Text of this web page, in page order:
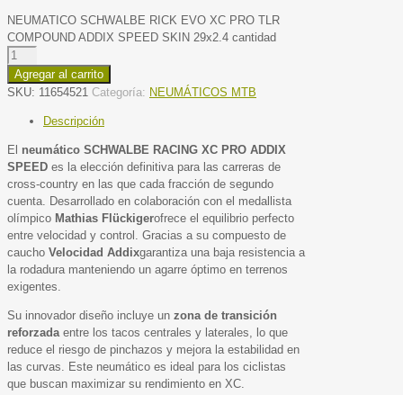
NEUMATICO SCHWALBE RICK EVO XC PRO TLR
COMPOUND ADDIX SPEED SKIN 29x2.4 cantidad
Agregar al carrito
SKU: 11654521 Categoría: NEUMÁTICOS MTB
Descripción
El neumático SCHWALBE RACING XC PRO ADDIX
SPEED es la elección definitiva para las carreras de
cross-country en las que cada fracción de segundo
cuenta. Desarrollado en colaboración con el medallista
olímpico Mathias Flückigerofrece el equilibrio perfecto
entre velocidad y control. Gracias a su compuesto de
caucho Velocidad Addixgarantiza una baja resistencia a
la rodadura manteniendo un agarre óptimo en terrenos
exigentes.
Su innovador diseño incluye un zona de transición
reforzadaentre los tacos centrales y laterales, lo que
reduce el riesgo de pinchazos y mejora la estabilidad en
las curvas. Este neumático es ideal para los ciclistas
que buscan maximizar su rendimiento en XC.